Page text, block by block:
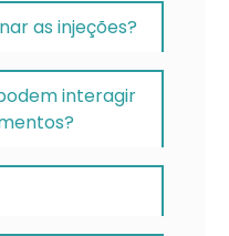
as injeções?
interagir